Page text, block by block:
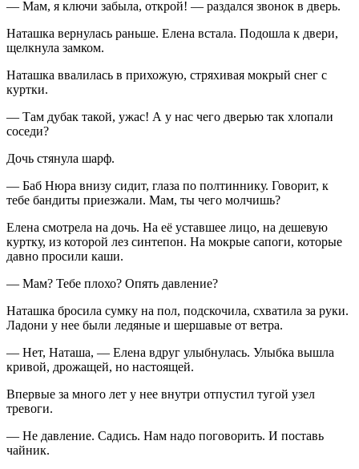
— Мам, я ключи забыла, открой! — раздался звонок в дверь.
Наташка вернулась раньше. Елена встала. Подошла к двери,
щелкнула замком.
Наташка ввалилась в прихожую, стряхивая мокрый снег с
куртки.
— Там дубак такой, ужас! А у нас чего дверью так хлопали
соседи?
Дочь стянула шарф.
— Баб Нюра внизу сидит, глаза по полтиннику. Говорит, к
тебе бандиты приезжали. Мам, ты чего молчишь?
Елена смотрела на дочь. На её уставшее лицо, на дешевую
куртку, из которой лез синтепон. На мокрые сапоги, которые
давно просили каши.
— Мам? Тебе плохо? Опять давление?
Наташка бросила сумку на пол, подскочила, схватила за руки.
Ладони у нее были ледяные и шершавые от ветра.
— Нет, Наташа, — Елена вдруг улыбнулась. Улыбка вышла
кривой, дрожащей, но настоящей.
Впервые за много лет у нее внутри отпустил тугой узел
тревоги.
— Не давление. Садись. Нам надо поговорить. И поставь
чайник.